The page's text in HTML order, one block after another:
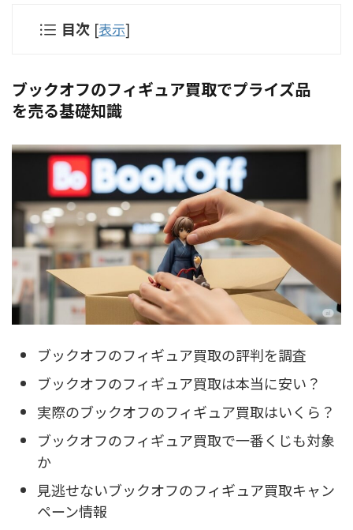
目次 [表示]
ブックオフのフィギュア買取でプライズ品
を売る基礎知識
ブックオフのフィギュア買取の評判を調査
ブックオフのフィギュア買取は本当に安い？
実際のブックオフのフィギュア買取はいくら？
ブックオフのフィギュア買取で一番くじも対象
か
見逃せないブックオフのフィギュア買取キャン
ペーン情報